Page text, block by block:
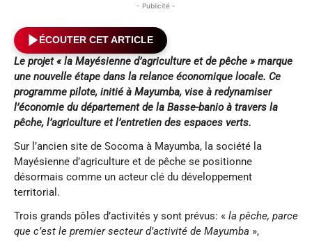
- Publicité -
ÉCOUTER CET ARTICLE
Le projet « la Mayésienne d’agriculture et de pêche » marque
une nouvelle étape dans la relance économique locale. Ce
programme pilote, initié à Mayumba, vise à redynamiser
l’économie du département de la Basse-banio à travers la
pêche, l’agriculture et l’entretien des espaces verts.
Sur l’ancien site de Socoma à Mayumba, la société la
Mayésienne d’agriculture et de pêche se positionne
désormais comme un acteur clé du développement
territorial.
Trois grands pôles d’activités y sont prévus: « la pêche, parce
que c’est le premier secteur d’activité de Mayumba »,